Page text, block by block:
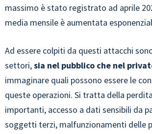
massimo è stato registrato ad aprile
media mensile è aumentata
Ad essere colpiti da questi attacchi
settori,sia nel pubblico che nel
immaginare quali possono essere le
queste operazioni. Si tratta della
importanti, accesso a dati sensibili da
soggetti terzi, malfunzionamenti delle